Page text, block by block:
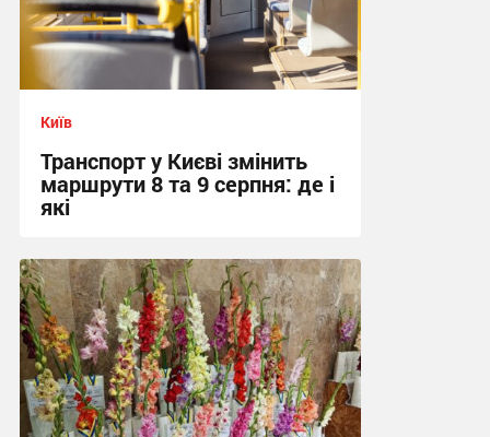
Київ
Транспорт у Києві змінить
маршрути 8 та 9 серпня: де і
які
01:37 вчора